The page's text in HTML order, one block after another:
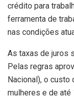
crédito para
ferramenta de
nas condições
As taxas de juros
Pelas regras
Nacional), o custo
mulheres e de até